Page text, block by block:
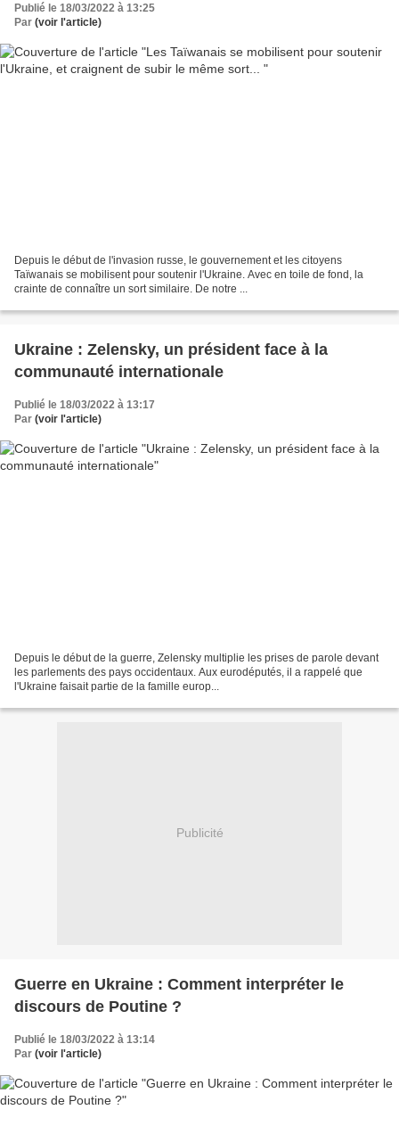
Publié le 18/03/2022 à 13:25
Par (voir l'article)
Depuis le début de l'invasion russe, le gouvernement et les citoyens
Taïwanais se mobilisent pour soutenir l'Ukraine. Avec en toile de fond, la
crainte de connaître un sort similaire. De notre ...
Ukraine : Zelensky, un président face à la
communauté internationale
Publié le 18/03/2022 à 13:17
Par (voir l'article)
Depuis le début de la guerre, Zelensky multiplie les prises de parole devant
les parlements des pays occidentaux. Aux eurodéputés, il a rappelé que
l'Ukraine faisait partie de la famille europ...
Publicité
Guerre en Ukraine : Comment interpréter le
discours de Poutine ?
Publié le 18/03/2022 à 13:14
Par (voir l'article)